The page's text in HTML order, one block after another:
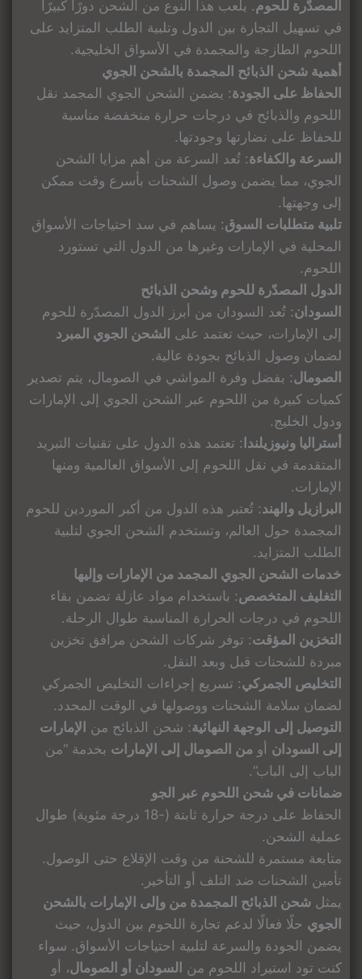
المصدّرة للحوم. يلعب هذا النوع من الشحن دورًا كبيرًا
في تسهيل التجارة بين الدول وتلبية الطلب المتزايد على
اللحوم الطازجة والمجمدة في الأسواق الخليجية.
أهمية شحن الذبائح المجمدة بالشحن الجوي
الحفاظ على الجودة: يضمن الشحن الجوي المجمد نقل
اللحوم والذبائح في درجات حرارة منخفضة مناسبة
للحفاظ على نضارتها وجودتها.
السرعة والكفاءة: تُعد السرعة من أهم مزايا الشحن
الجوي، مما يضمن وصول الشحنات بأسرع وقت ممكن
إلى وجهتها.
تلبية متطلبات السوق: يساهم في سد احتياجات الأسواق
المحلية في الإمارات وغيرها من الدول التي تستورد
اللحوم.
الدول المصدّرة للحوم وشحن الذبائح
السودان: تُعد السودان من أبرز الدول المصدّرة للحوم
إلى الإمارات، حيث تعتمد على الشحن الجوي المبرد
لضمان وصول الذبائح بجودة عالية.
الصومال: بفضل وفرة المواشي في الصومال، يتم تصدير
كميات كبيرة من اللحوم عبر الشحن الجوي إلى الإمارات
ودول الخليج.
أستراليا ونيوزيلندا : تعتمد هذه الدول على تقنيات التبريد
المتقدمة في نقل اللحوم إلى الأسواق العالمية ومنها
الإمارات.
البرازيل والهند: تُعتبر هذه الدول من أكبر الموردين للحوم
المجمدة حول العالم، وتستخدم الشحن الجوي لتلبية
الطلب المتزايد.
خدمات الشحن الجوي المجمد من الإمارات وإليها
التغليف المتخصص: باستخدام مواد عازلة تضمن بقاء
اللحوم في درجات الحرارة المناسبة طوال الرحلة.
التخزين المؤقت: توفر شركات الشحن مرافق تخزين
مبردة للشحنات قبل وبعد النقل.
التخليص الجمركي: تسريع إجراءات التخليص الجمركي
لضمان سلامة الشحنات ووصولها في الوقت المحدد.
التوصيل إلى الوجهة النهائية: شحن الذبائح من الإمارات
إلى السودان أو من الصومال إلى الإمارات بخدمة “من
الباب إلى الباب”.
ضمانات في شحن اللحوم عبر الجو
الحفاظ على درجة حرارة ثابتة (-18 درجة مئوية) طوال
عملية الشحن.
متابعة مستمرة للشحنة من وقت الإقلاع حتى الوصول.
تأمين الشحنات ضد التلف أو التأخير.
يمثل شحن الذبائح المجمدة من وإلى الإمارات بالشحن
الجوي حلًا فعالًا لدعم تجارة اللحوم بين الدول، حيث
يضمن الجودة والسرعة لتلبية احتياجات الأسواق. سواء
كنت تود استيراد اللحوم من السودان أو الصومال، أو